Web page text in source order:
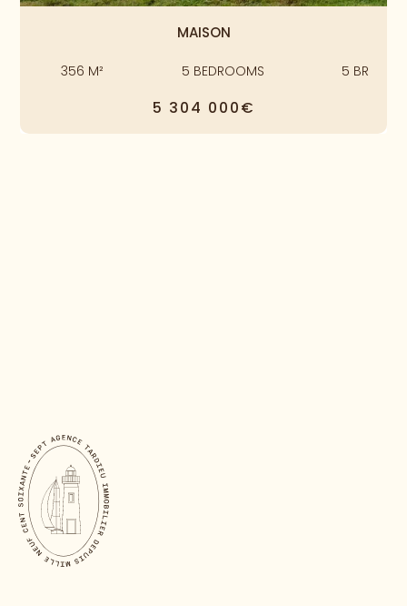
MAISON
356 M² 5 BEDROOMS 5 BR
5 304 000€